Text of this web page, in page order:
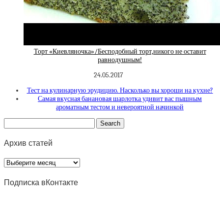
Торт «Киевляночка»/Бесподобный торт,никого не оставит
равнодушным!
24.05.2017
Тест на кулинарную эрудицию. Насколько вы хороши на кухне?
Самая вкусная банановая шарлотка удивит вас пышным
ароматным тестом и невероятной начинкой
Архив статей
Архив
статей
Подписка вКонтакте